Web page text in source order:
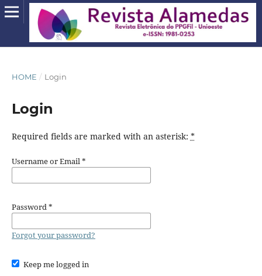
HOME / Login
Login
Required fields are marked with an asterisk: *
Username or Email*
Password*
Forgot your password?
Keep me logged in